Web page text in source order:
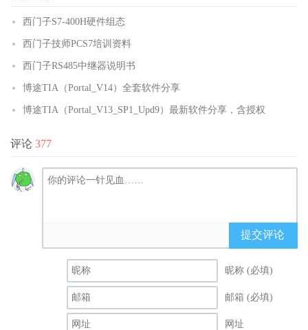
西门子S7-400H硬件组态
西门子技师PCS7培训资料
西门子RS485中继器说明书
博途TIA（Portal_V14）全套软件分享
博途TIA（Portal_V13_SP1_Upd9）最新软件分享，含授权
评论 377
提交评论
昵称 (必填)
邮箱 (必填)
网址